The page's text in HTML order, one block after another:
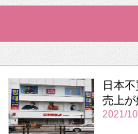
日本
売上が
2021/